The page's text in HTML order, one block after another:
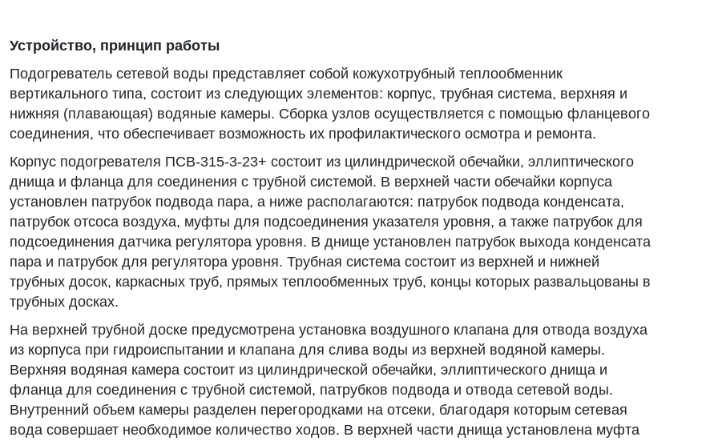
Устройство, принцип работы
Подогреватель сетевой воды представляет собой кожухотрубный теплообменник
вертикального типа, состоит из следующих элементов: корпус, трубная система, верхняя и
нижняя (плавающая) водяные камеры. Сборка узлов осуществляется с помощью фланцевого
соединения, что обеспечивает возможность их профилактического осмотра и ремонта.
Корпус подогревателя ПСВ-315-3-23+ состоит из цилиндрической обечайки, эллиптического
днища и фланца для соединения с трубной системой. В верхней части обечайки корпуса
установлен патрубок подвода пара, а ниже располагаются: патрубок подвода конденсата,
патрубок отсоса воздуха, муфты для подсоединения указателя уровня, а также патрубок для
подсоединения датчика регулятора уровня. В днище установлен патрубок выхода конденсата
пара и патрубок для регулятора уровня. Трубная система состоит из верхней и нижней
трубных досок, каркасных труб, прямых теплообменных труб, концы которых развальцованы в
трубных досках.
На верхней трубной доске предусмотрена установка воздушного клапана для отвода воздуха
из корпуса при гидроиспытании и клапана для слива воды из верхней водяной камеры.
Верхняя водяная камера состоит из цилиндрической обечайки, эллиптического днища и
фланца для соединения с трубной системой, патрубков подвода и отвода сетевой воды.
Внутренний объем камеры разделен перегородками на отсеки, благодаря которым сетевая
вода совершает необходимое количество ходов. В верхней части днища установлена муфта